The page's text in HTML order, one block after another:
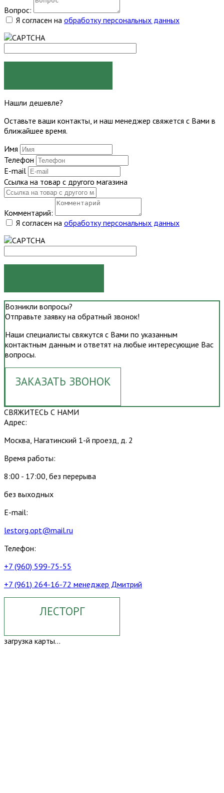
Вопрос:
Я согласен на обработку персональных данных
Нашли дешевле?
Оставьте ваши контакты, и наш менеджер свяжется с Вами в
ближайшее время.
Имя
Телефон
E-mail
Ссылка на товар с другого магазина
Комментарий:
Я согласен на обработку персональных данных
Возникли вопросы?
Отправьте заявку на обратный звонок!
Наши специалисты свяжутся с Вами по указанным
контактным данным и ответят на любые интересующие Вас
вопросы.
ЗАКАЗАТЬ ЗВОНОК
СВЯЖИТЕСЬ С НАМИ
Адрес:
Москва, Нагатинский 1-й проезд, д. 2
Время работы:
8:00 - 17:00, без перерыва
без выходных
E-mail:
lestorg.opt@mail.ru
Телефон:
+7 (960) 599-75-55
+7 (961) 264-16-72 менеджер Дмитрий
ЛЕСТОРГ
загрузка карты...